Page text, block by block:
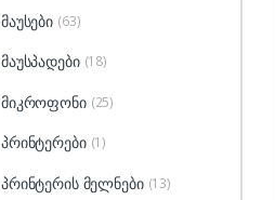
მაუსები (63)
მაუსპადები (18)
მიკროფონი (25)
პრინტერები (1)
პრინტერის მელნები (13)